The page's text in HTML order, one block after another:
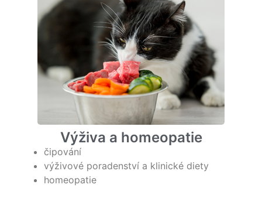
Výživa a homeopatie
čipování
výživové poradenství a klinické diety
homeopatie